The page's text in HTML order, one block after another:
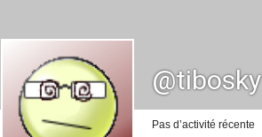
@tibosky
Pas d’activité récente